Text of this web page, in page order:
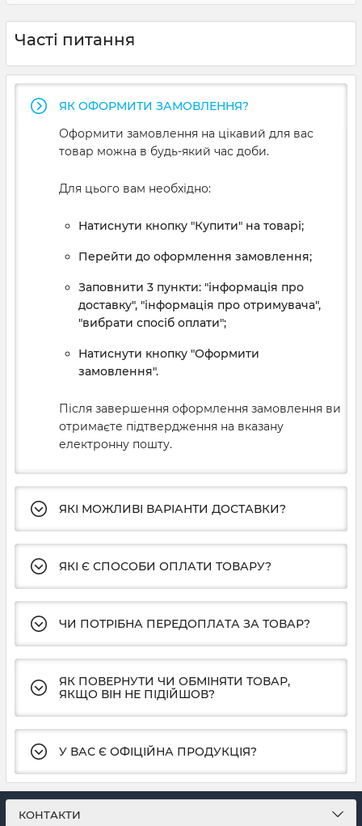
Часті питання
ЯК ОФОРМИТИ ЗАМОВЛЕННЯ?
Оформити замовлення на цікавий для вас
товар можна в будь-який час доби.
Для цього вам необхідно:
Натиснути кнопку "Купити" на товарі;
Перейти до оформлення замовлення;
Заповнити 3 пункти: "інформація про
доставку", "інформація про отримувача",
"вибрати спосіб оплати";
Натиснути кнопку "Оформити
замовлення".
Після завершення оформлення замовлення ви
отримаєте підтвердження на вказану
електронну пошту.
ЯКІ МОЖЛИВІ ВАРІАНТИ ДОСТАВКИ?
ЯКІ Є СПОСОБИ ОПЛАТИ ТОВАРУ?
ЧИ ПОТРІБНА ПЕРЕДОПЛАТА ЗА ТОВАР?
ЯК ПОВЕРНУТИ ЧИ ОБМІНЯТИ ТОВАР,
ЯКЩО ВІН НЕ ПІДІЙШОВ?
У ВАС Є ОФІЦІЙНА ПРОДУКЦІЯ?
КОНТАКТИ